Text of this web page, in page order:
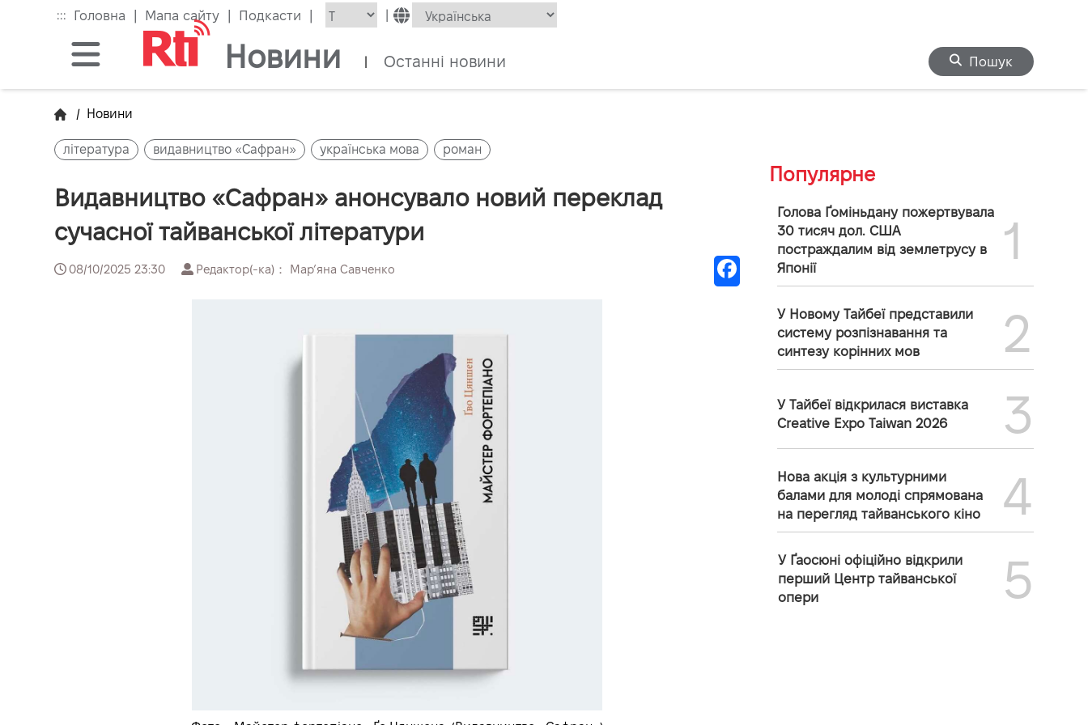
::: Головна | Мапа сайту | Подкасти | |
Новини | Останні новини Пошук
/ Новини
література видавництво «Сафран» українська мова роман
Видавництво «Сафран» анонсувало новий переклад
сучасної тайванської літератури
08/10/2025 23:30 Редактор(-ка)： Марʼяна Савченко
Популярне
Голова Ґоміньдану пожертвувала
30 тисяч дол. США
постраждалим від землетрусу в
Японії
1
У Новому Тайбеї представили
систему розпізнавання та
синтезу корінних мов
2
У Тайбеї відкрилася виставка
Creative Expo Taiwan 2026
3
Нова акція з культурними
балами для молоді спрямована
на перегляд тайванського кіно
4
У Ґаосюні офіційно відкрили
перший Центр тайванської
опери
5